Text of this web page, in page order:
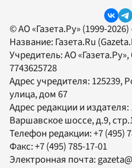
© АО «Газета.Ру» (1999-
Название: Газета.Ru
Учредитель:АО «Газета.Ру»,
7743625728
Адрес учредителя: 125239,
улица, дом 67
Адрес редакции и издателя:
Варшавское шоссе, д.9,
Телефон редакции:+7 (495)
Факс:+7 (495) 785-17-01
Электронная почта: